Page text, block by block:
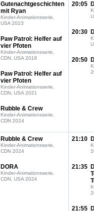
Gutenachtgeschichten
mit Ryan
Kinder-Animationsserie,
USA 2023
Paw Patrol: Helfer auf
vier Pfoten
Kinder-Animationsserie,
CDN, USA 2018
Paw Patrol: Helfer auf
vier Pfoten
Kinder-Animationsserie,
CDN, USA 2021
Rubble & Crew
Kinder-Animationsserie,
CDN 2024
20:05
20:30
20:50
Rubble & Crew
Kinder-Animationsserie,
CDN 2024
DORA
Kinder-Animationsserie,
CDN, USA 2024
21:10
21:35
21:55